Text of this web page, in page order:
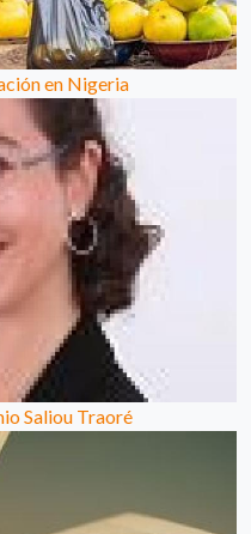
en Nigeria
Saliou Traoré